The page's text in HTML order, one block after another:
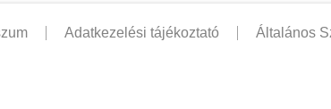
Adatkezelési tájékoztató Általános